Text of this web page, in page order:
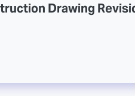
Drawing